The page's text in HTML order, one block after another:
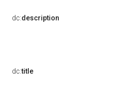
dc:description
dc:title